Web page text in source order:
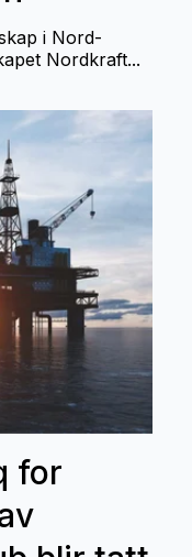
i Nord-
Nordkraft...
for